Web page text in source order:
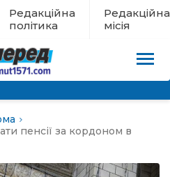
Редакційна
політика
Редакційна
місія
пенсії за кордоном в